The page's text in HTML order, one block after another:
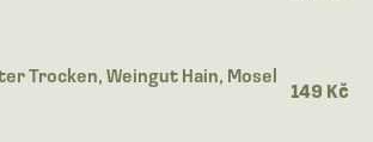
Trocken, Weingut Hain, Mosel
149 Kč